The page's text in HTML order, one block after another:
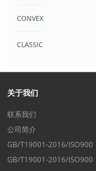
CONVEX
CLASSIC
关于我们
联系我们
公司简介
GB/T19001-2016/ISO900
GB/T19001-2016/ISO900